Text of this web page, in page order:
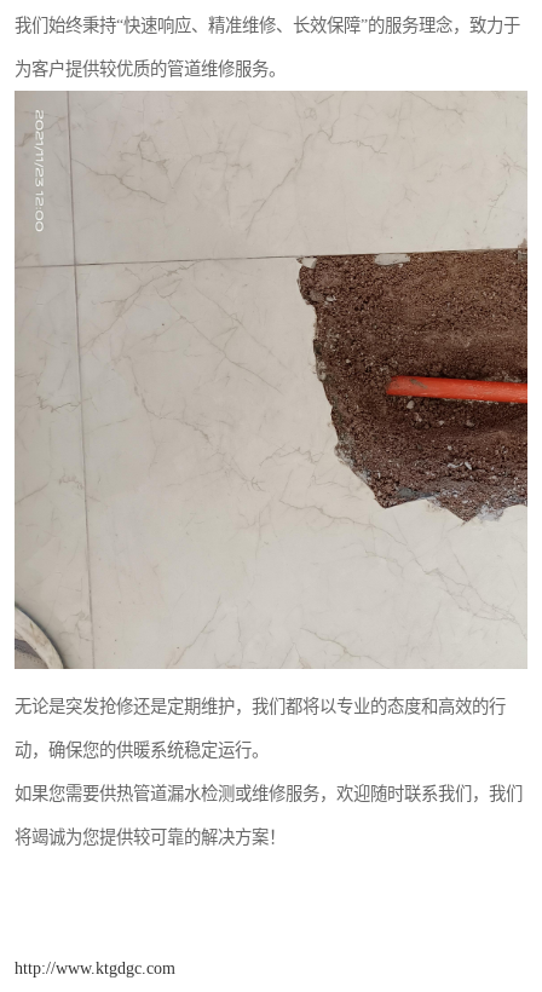
我们始终秉持“快速响应、精准维修、长效保障”的服务理念，致力于
为客户提供较优质的管道维修服务。
无论是突发抢修还是定期维护，我们都将以专业的态度和高效的行
动，确保您的供暖系统稳定运行。
如果您需要供热管道漏水检测或维修服务，欢迎随时联系我们，我们
将竭诚为您提供较可靠的解决方案！
http://www.ktgdgc.com